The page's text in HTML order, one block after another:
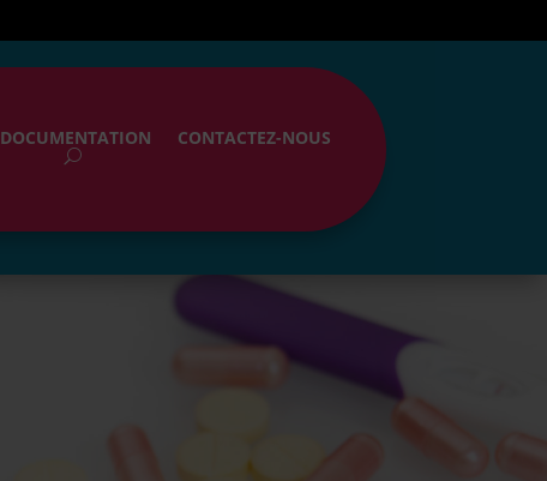
DOCUMENTATION CONTACTEZ-NOUS